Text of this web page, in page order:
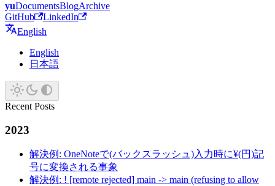
yuDocumentsBlogArchive
GitHub
LinkedIn
English
English
日本語
Recent Posts
2023
解決例: OneNoteで(バックスラッシュ)入力時に¥(円)記
号に変換される事象
解決例: ! [remote rejected] main -> main (refusing to allow